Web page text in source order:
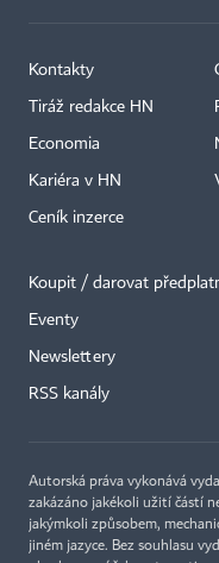
Kontakty
Tiráž redakce HN
Economia
Kariéra v HN
Ceník inzerce
Koupit / darovat
Eventy
Newslettery
RSS kanály
Autorská práva vykonává
zakázáno jakékoli užití částí
jakýmkoli způsobem,
jiném jazyce. Bez souhlasu